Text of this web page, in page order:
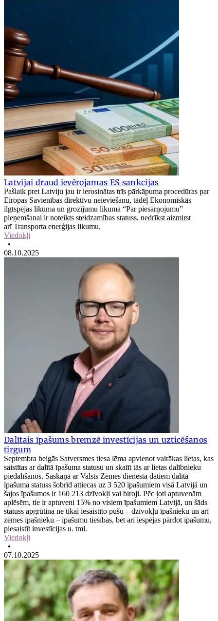
Latvijai draud ievērojamas ES sankcijas
Pašlaik pret Latviju jau ir ierosinātas trīs pārkāpuma procedūras par
Eiropas Savienības direktīvu neieviešanu, tādēļ Ekonomiskās
ilgtspējas likuma un grozījumu likumā “Par piesārņojumu”
pieņemšanai ir noteikts steidzamības statuss, nedrīkst aizmirst
arī Transporta enerģijas likumu.
Viedokļi
•
08.10.2025
Dalītais īpašums bremzē investīcijas un uzticēšanos
tirgum
Septembra beigās Satversmes tiesa lēma apvienot vairākas lietas, kas
saistītas ar dalītā īpašuma statusu un skatīt tās ar lietas dalībnieku
piedalīšanos. Saskaņā ar Valsts Zemes dienesta datiem dalītā
īpašuma statuss šobrīd attiecas uz 3 520 īpašumiem visā Latvijā un
šajos īpašumos ir 160 213 dzīvokļi vai biroji. Pēc ļoti aptuvenām
aplēsēm, tie ir aptuveni 15% no visiem īpašumiem Latvijā, un šāds
statuss apgrūtina ne tikai iesaistīto pušu – dzīvokļu īpašnieku un arī
zemes īpašnieku – īpašumu tiesības, bet arī iespējas pārdot īpašumu,
piesaistīt investīcijas u. tml.
Viedokļi
•
07.10.2025